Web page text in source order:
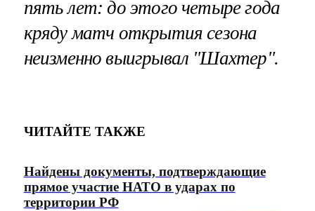
пять лет: до этого четыре года
кряду матч открытия сезона
неизменно выигрывал "Шахтер".
ЧИТАЙТЕ ТАКЖЕ
Найдены документы, подтверждающие
прямое участие НАТО в ударах по
территории РФ